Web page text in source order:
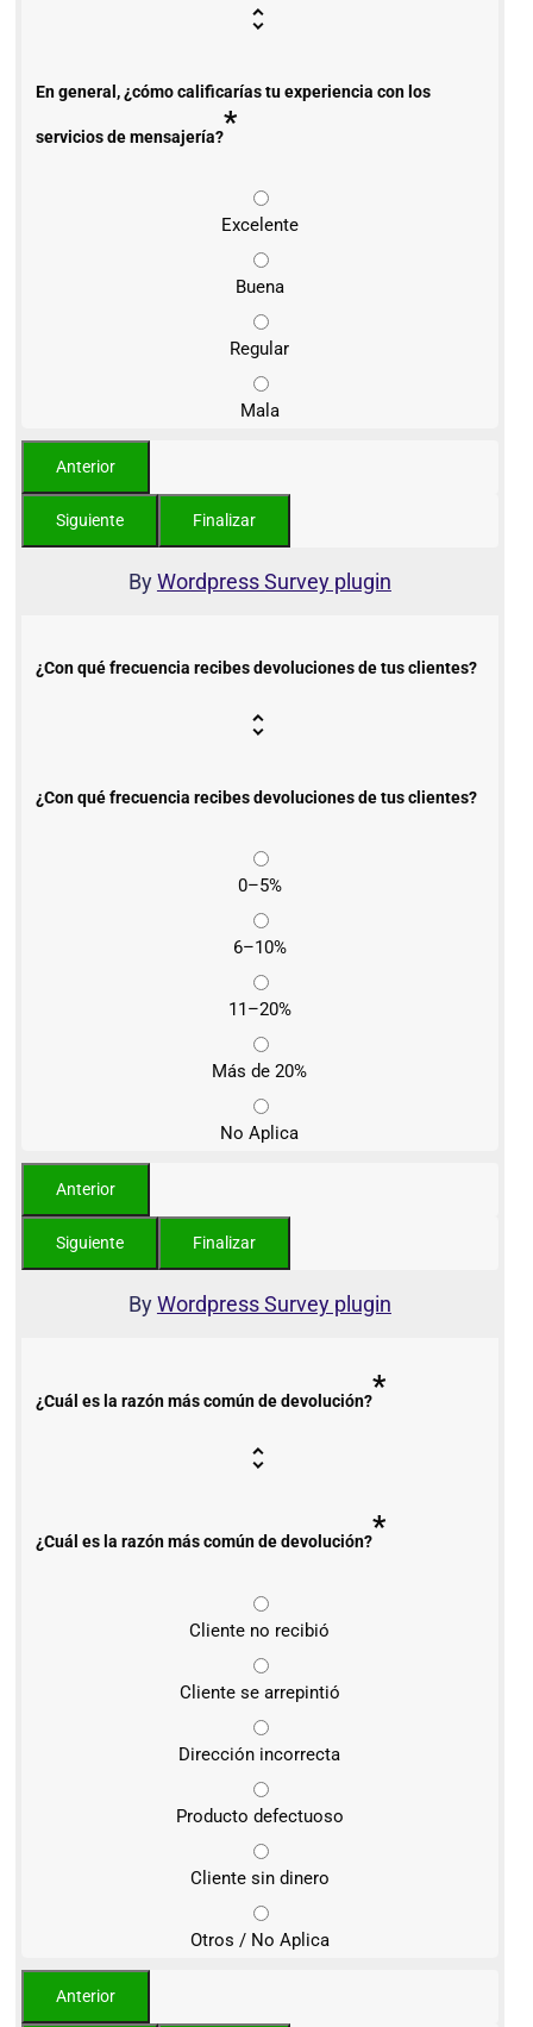
En general, ¿cómo calificarías tu experiencia con los
servicios de mensajería?*
Excelente
Buena
Regular
Mala
ByWordpress Survey plugin
¿Con qué frecuencia recibes devoluciones de tus clientes?
¿Con qué frecuencia recibes devoluciones de tus clientes?
0–5%
6–10%
11–20%
Más de 20%
No Aplica
ByWordpress Survey plugin
¿Cuál es la razón más común de devolución?*
¿Cuál es la razón más común de devolución?*
Cliente no recibió
Cliente se arrepintió
Dirección incorrecta
Producto defectuoso
Cliente sin dinero
Otros / No Aplica